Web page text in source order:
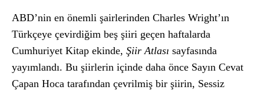
ABD’nin en önemli şairlerinden Charles Wright’ın
Türkçeye çevirdiğim beş şiiri geçen haftalarda
Cumhuriyet Kitap ekinde, Şiir Atlası sayfasında
yayımlandı. Bu şiirlerin içinde daha önce Sayın Cevat
Çapan Hoca tarafından çevrilmiş bir şiirin, Sessiz